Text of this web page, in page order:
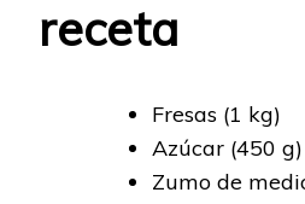
receta
Fresas (1 kg)
Azúcar (450 g)
Zumo de